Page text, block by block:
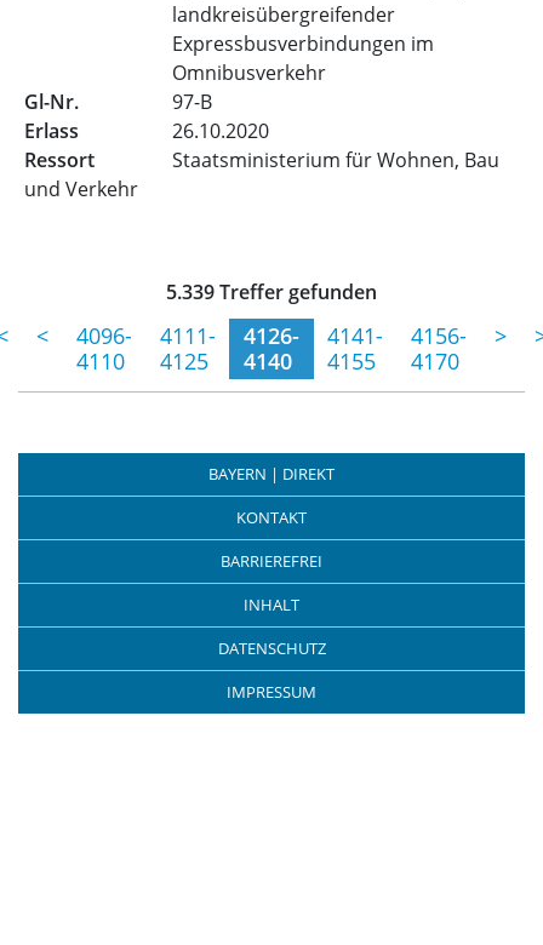
landkreisübergreifender
Expressbusverbindungen im
Omnibusverkehr
97-B
26.10.2020
Staatsministerium für Wohnen, Bau
und Verkehr
5.339 Treffer gefunden
<
4096-
4110
4111-
4125
(momentane Seite)
4126-
4140
4141-
4155
4156-
4170
>
BAYERN | DIREKT
KONTAKT
BARRIEREFREI
INHALT
DATENSCHUTZ
IMPRESSUM